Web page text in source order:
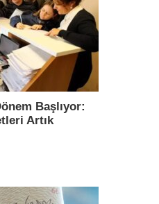
Başlıyor:
Artık